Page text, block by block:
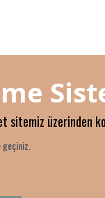
üzerinden